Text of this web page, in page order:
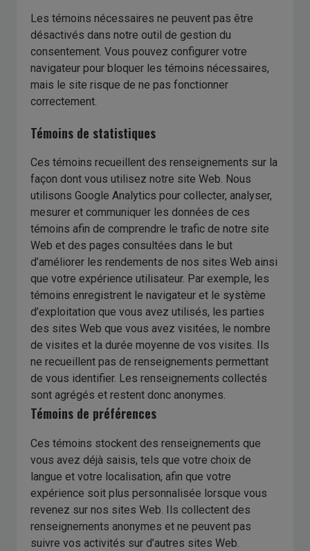
Les témoins nécessaires ne peuvent pas être
désactivés dans notre outil de gestion du
consentement. Vous pouvez configurer votre
navigateur pour bloquer les témoins nécessaires,
mais le site risque de ne pas fonctionner
correctement.
Témoins de statistiques
Ces témoins recueillent des renseignements sur la
façon dont vous utilisez notre site Web. Nous
utilisons Google Analytics pour collecter, analyser,
mesurer et communiquer les données de ces
témoins afin de comprendre le trafic de notre site
Web et des pages consultées dans le but
d’améliorer les rendements de nos sites Web ainsi
que votre expérience utilisateur. Par exemple, les
témoins enregistrent le navigateur et le système
d’exploitation que vous avez utilisés, les parties
des sites Web que vous avez visitées, le nombre
de visites et la durée moyenne de vos visites. Ils
ne recueillent pas de renseignements permettant
de vous identifier. Les renseignements collectés
sont agrégés et restent donc anonymes.
Témoins de préférences
Ces témoins stockent des renseignements que
vous avez déjà saisis, tels que votre choix de
langue et votre localisation, afin que votre
expérience soit plus personnalisée lorsque vous
revenez sur nos sites Web. Ils collectent des
renseignements anonymes et ne peuvent pas
suivre vos activités sur d’autres sites Web.